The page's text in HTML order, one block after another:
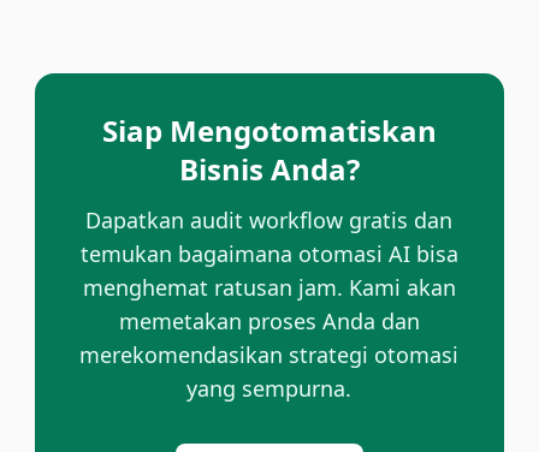
Siap Mengotomatiskan
Bisnis Anda?
Dapatkan audit workflow gratis dan
temukan bagaimana otomasi AI bisa
menghemat ratusan jam. Kami akan
memetakan proses Anda dan
merekomendasikan strategi otomasi
yang sempurna.